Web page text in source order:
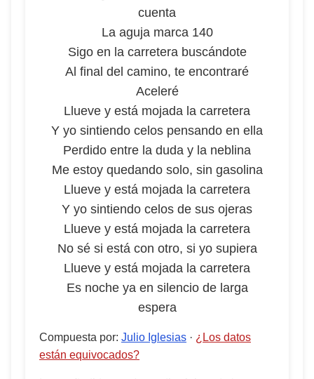
cuenta
La aguja marca 140
Sigo en la carretera buscándote
Al final del camino, te encontraré
Aceleré
Llueve y está mojada la carretera
Y yo sintiendo celos pensando en ella
Perdido entre la duda y la neblina
Me estoy quedando solo, sin gasolina
Llueve y está mojada la carretera
Y yo sintiendo celos de sus ojeras
Llueve y está mojada la carretera
No sé si está con otro, si yo supiera
Llueve y está mojada la carretera
Es noche ya en silencio de larga
espera
Compuesta por: Julio Iglesias · ¿Los datos
están equivocados?